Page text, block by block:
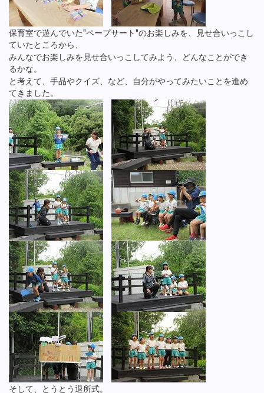
保育室で遊んでいた"ペープサート"のお楽しみを、見せ合いっこし
ていたところから、
みんなでお楽しみを見せ合いっこしてみよう、どんなことができ
るかな。
と考えて、手品やクイズ、など、自分がやってみたいことを進め
てきました。
そして、とうとう退所式。